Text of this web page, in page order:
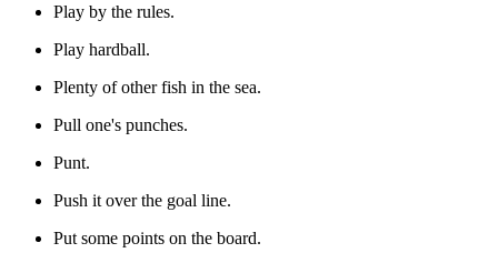
Play by the rules.
Play hardball.
Plenty of other fish in the sea.
Pull one's punches.
Punt.
Push it over the goal line.
Put some points on the board.